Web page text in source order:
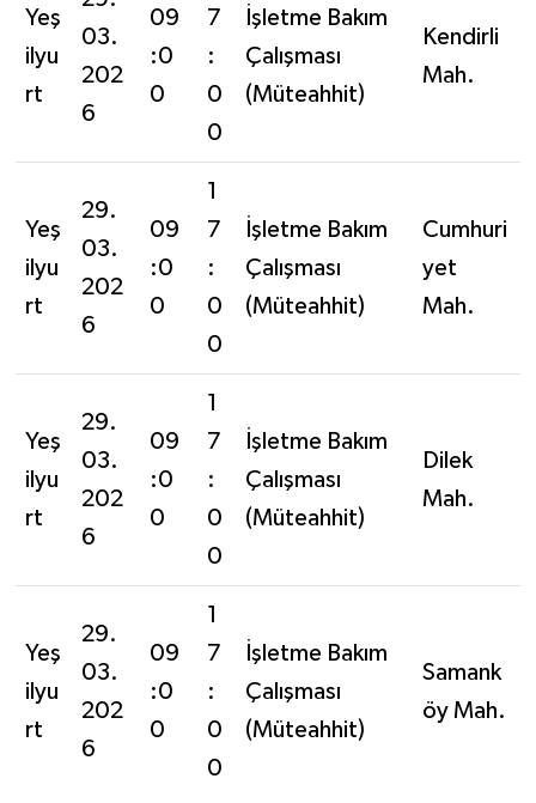
Yeş
ilyu
rt
03.
202
6
09
:0
0
7
:
0
0
İşletme Bakım
Çalışması
(Müteahhit)
Kendirli
Mah.
Yeş
ilyu
rt
29.
03.
202
6
09
:0
0
1
7
:
0
0
İşletme Bakım
Çalışması
(Müteahhit)
Cumhuri
yet
Mah.
Yeş
ilyu
rt
29.
03.
202
6
09
:0
0
1
7
:
0
0
İşletme Bakım
Çalışması
(Müteahhit)
Dilek
Mah.
Yeş
ilyu
rt
29.
03.
202
6
09
:0
0
1
7
:
0
0
İşletme Bakım
Çalışması
(Müteahhit)
Samank
öy Mah.